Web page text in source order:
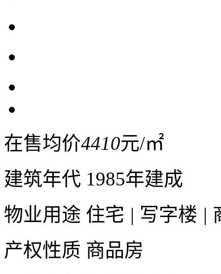
在售均价4410元/㎡
建筑年代 1985年建成
物业用途 住宅 | 写字楼 |
产权性质 商品房